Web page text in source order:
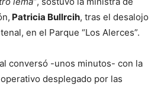
Patricia Bullrcih, tras el desalojo
en el Parque “Los Alerces”.
conversó -unos minutos- con la
desplegado por las